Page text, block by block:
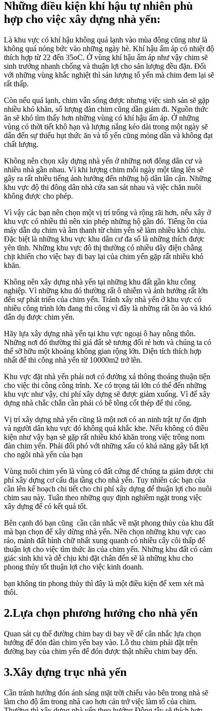
Những điều kiện khí hậu tự nhiên phù
hợp cho việc xây dựng nhà yến:
Là khu vực có khí hậu không quá lạnh vào mùa đông cũng như là
không quá nóng bức vào những ngày hè. Khí hậu ấm áp có nhiệt độ
thích hợp từ 22 đến 35oC. Ở vùng khí hậu ấm áp như vậy chim sẽ
sinh trưởng nhanh chống và thuận lợi cho sản lượng đều đặn. Đối
với những vùng khắc nghiệt thì sản lượng tổ yến mà chim đem lại sẽ
rất thấp.
Còn nếu quá lạnh, chim vẫn sống được nhưng việc sinh sản sẽ gặp
nhiều khó khăn, số lượng đàn chim cũng dần giảm đi. Nguồn thức
ăn sẽ khó tìm thấy hơn những vùng có khí hậu ấm áp. Ở những
vùng có thời tiết khô hạn và lượng nắng kéo dài trong một ngày sẽ
dẫn đến sự thiếu hụt thức ăn và tổ yến cũng mỏng dần và không đạt
chất lượng.
Không nên chọn xây dựng nhà yến ở những nơi đông dân cư và
nhiều nhà gần nhau. Vì khi lượng chim mỗi ngày một tăng lên sẽ
gây ra rất nhiều tiếng ảnh hưởng đến những hộ dân lân cận. Những
khu vực độ thi đông dân nhà cửa san sát nhau và việc chăn nuôi
không được cho phép.
Vì vậy các bạn nên chọn một vị trí trống và rộng rãi hơn, nếu xây ở
khu vực có nhiều thì nên xin phép những hộ gần đó. Tiếng ồn của
máy dẫn dụ chim và âm thanh từ chim yến sẽ làm nhiều khó chịu.
Đặc biệt là những khu vực khu dân cư đa số là những thích được
yên tĩnh. Những khu vực đô thị thường có nhiều dây điện chằng
chịt khiến cho việc bay đi bay lại của chim yến gặp rất nhiều khó
khăn.
Không nên xây dựng nhà yến tại những khu đất gần khu công
nghiệp. Vì những khu đó thường rất ô nhiễm và ảnh hưởng rất lớn
đến sự phát triển của chim yến. Tránh xây nhà yến ở khu vực có
nhiều công trình lớn đang thi công vì đây là những rất ồn ào và khó
dẫn dụ được chim yến.
Hãy lựa xây dựng nhà yến tại khu vực ngoại ô hay nông thôn.
Những nơi đó thường thì giá đất sẽ tương đối rẻ hơn và chúng ta có
thể sỡ hữu một khoảng không gian rộng lớn. Diện tích thích hợp
nhất để thi công nhà yến từ 10000m2 trở lên.
Khu vực đặt nhà yến phải nơi có đường xá thông thoáng thuận tiện
cho việc thi công công trình. Xe có trọng tải lớn có thể đến những
khu vực như vậy, chi phí xây dựng sẽ được giảm xuống. Vì để xây
dựng nhà chắc chắn cần phải có bê tông cốt thép để thi công.
Vị trí xây dựng nhà yến cũng là một nơi có an ninh trật tự ổn định
và người dân khu vực đó không quá khắc khe. Nếu không có điều
kiện như vậy bạn sẽ gặp rất nhiều khó khăn trong việc trông nom
đàn chim yến. Phải đối phó với những xấu có khả năng gây bất lợi
cho ngôi nhà yến của bạn
Vùng nuôi chim yến là vùng có đất cứng để chúng ta giảm được chi
phí xây dựng cơ cấu địa tầng cho nhà yến. Tuy nhiên các bạn của
cần lên kế hoạch chi tiết cho chi phí xây dựng để thuận lợi cho nuôi
chim sau này. Tuân theo những quy định nghiêm ngặt trong việc
xây dựng để có kết quả tốt.
Bên cạnh đó bạn cũng cần cân nhắc về mặt phong thủy của khu đất
mà bạn chọn để xây dừng nhà yến. Nên chọn những khu vực cao
ráo, mảnh đất hình chữ nhất xung quanh có nhiều cây côi thấp để
thuận lợi cho việc tìm thức ăn của chim yến. Những khu đất có cảm
giác sinh khi và dễ chịu khi đặt chân đến sẽ là những khu cho
phong thủy tốt thuận lợi cho việc kinh doanh.
bạn không tin phong thủy thì đây là một điều kiện để xem xét mà
thôi.
2.Lựa chọn phương hướng cho nhà yến
Quan sát cụ thể đường chim bay di bay về để cân nhắc lựa chọn
hướng để đón đàn chim yến bay vào. Lỗ thu chim phải đặt trên
đường bay của chim yến để đón được thật nhiều chim bay đến.
3.Xây dựng trục nhà yến
Cần tránh hướng đón ánh sáng mặt trời chiếu vào bên trong nhà sẽ
làm cho độ ẩm trong nhà cao hơn cản trở việc làm tổ của chim.